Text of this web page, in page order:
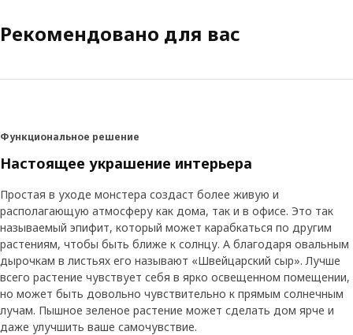
Рекомендовано для вас
Функциональное решение
Настоящее украшение интерьера
Простая в уходе монстера создаст более живую и
располагающую атмосферу как дома, так и в офисе. Это так
называемый эпифит, который может карабкаться по другим
растениям, чтобы быть ближе к солнцу. А благодаря овальным
дырочкам в листьях его называют «Швейцарский сыр». Лучше
всего растение чувствует себя в ярко освещенном помещении,
но может быть довольно чувствительно к прямым солнечным
лучам. Пышное зеленое растение может сделать дом ярче и
даже улучшить ваше самочувствие.